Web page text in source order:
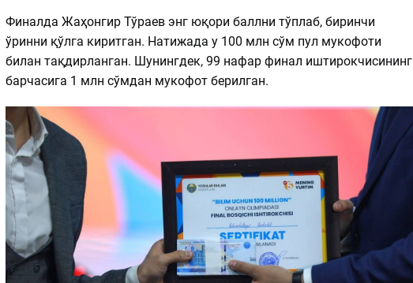
Финалда Жаҳонгир Тўраев энг юқори баллни тўплаб, биринчи
ўринни қўлга киритган. Натижада у 100 млн сўм пул мукофоти
билан тақдирланган. Шунингдек, 99 нафар финал иштирокчисининг
барчасига 1 млн сўмдан мукофот берилган.